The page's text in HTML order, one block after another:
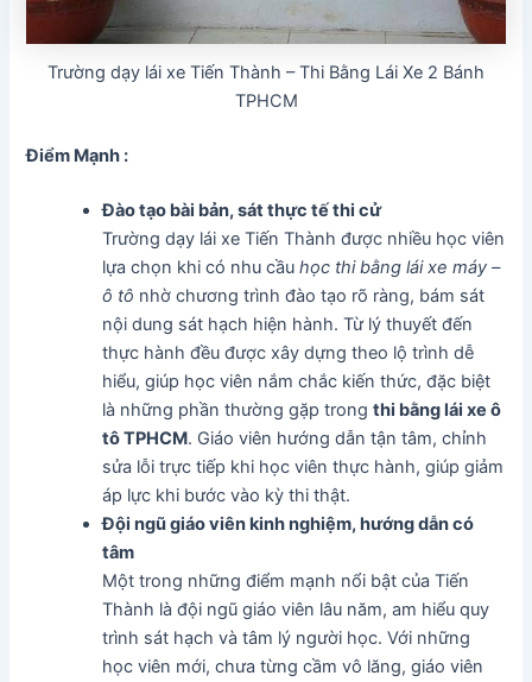
Trường dạy lái xe Tiến Thành – Thi Bằng Lái Xe 2 Bánh
TPHCM
Điểm Mạnh :
Đào tạo bài bản, sát thực tế thi cử
Trường dạy lái xe Tiến Thành được nhiều học viên
lựa chọn khi có nhu cầuhọc thi bằng lái xe máy –
ô tô nhờ chương trình đào tạo rõ ràng, bám sát
nội dung sát hạch hiện hành. Từ lý thuyết đến
thực hành đều được xây dựng theo lộ trình dễ
hiểu, giúp học viên nắm chắc kiến thức, đặc biệt
là những phần thường gặp trongthi bằng lái xe ô
tô TPHCM. Giáo viên hướng dẫn tận tâm, chỉnh
sửa lỗi trực tiếp khi học viên thực hành, giúp giảm
áp lực khi bước vào kỳ thi thật.
Đội ngũ giáo viên kinh nghiệm, hướng dẫn có
tâm
Một trong những điểm mạnh nổi bật của Tiến
Thành là đội ngũ giáo viên lâu năm, am hiểu quy
trình sát hạch và tâm lý người học. Với những
học viên mới, chưa từng cầm vô lăng, giáo viên